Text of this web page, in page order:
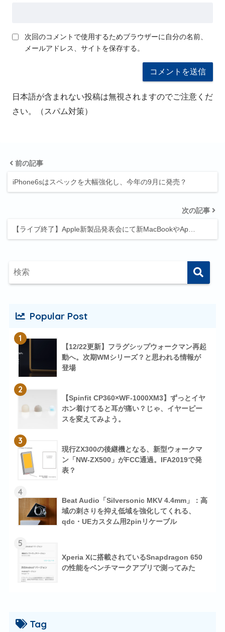
次回のコメントで使用するためブラウザーに自分の名前、
メールアドレス、サイトを保存する。
日本語が含まれない投稿は無視されますのでご注意くだ
さい。（スパム対策）
前の記事
iPhone6sはスペックを大幅強化し、今年の9月に発売？
次の記事
【ライブ終了】Apple新製品発表会にて新MacBookやAp…
Popular Post
1
【12/22更新】フラグシップウォークマン再起
動へ。次期WMシリーズ？と思われる情報が
登場
2
【Spinfit CP360×WF-1000XM3】ずっとイヤ
ホン着けてると耳が痛い？じゃ、イヤーピー
スを変えてみよう。
3
現行ZX300の後継機となる、新型ウォークマ
ン「NW-ZX500」がFCC通過。IFA2019で発
表？
4
Beat Audio「Silversonic MKV 4.4mm」：高
域の刺さりを抑え低域を強化してくれる、
qdc・UEカスタム用2pinリケーブル
5
Xperia Xに搭載されているSnapdragon 650
の性能をベンチマークアプリで測ってみた
Tag